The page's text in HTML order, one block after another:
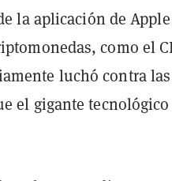
la aplicación de
como el
luchó contra las
el gigante tecnológico